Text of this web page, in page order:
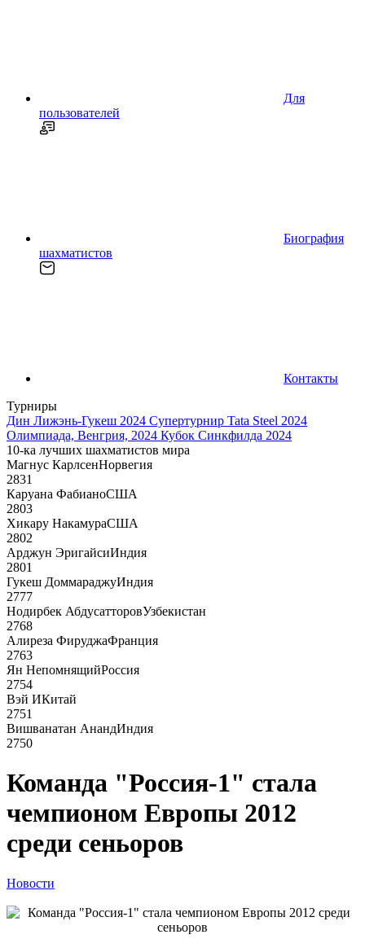
Для
пользователей
Биография
шахматистов
Контакты
Турниры
Дин Лижэнь-Гукеш 2024 Супертурнир Tata Steel 2024
Олимпиада, Венгрия, 2024 Кубок Синкфилда 2024
10-ка лучших шахматистов мира
Магнус КарлсенНорвегия
2831
Каруана ФабианоСША
2803
Хикару НакамураСША
2802
Арджун ЭригайсиИндия
2801
Гукеш ДоммараджуИндия
2777
Нодирбек АбдусатторовУзбекистан
2768
Алиреза ФируджаФранция
2763
Ян НепомнящийРоссия
2754
Вэй ИКитай
2751
Вишванатан АнандИндия
2750
Команда "Россия-1" стала
чемпионом Европы 2012
среди сеньоров
Новости